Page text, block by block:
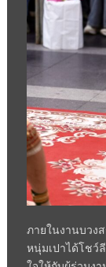
ภายในงานบวง
หนุ่มเปาได้โชว์